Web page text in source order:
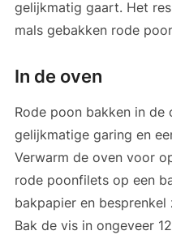
gelijkmatig gaart. Het
mals gebakken rode
In de oven
Rode poon bakken in de
gelijkmatige garing en
Verwarm de oven voor
rode poonfilets op een
bakpapier en
Bak de vis in ongeveer